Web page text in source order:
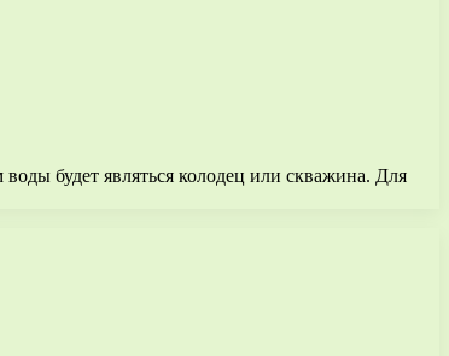
будет являться колодец или скважина. Для